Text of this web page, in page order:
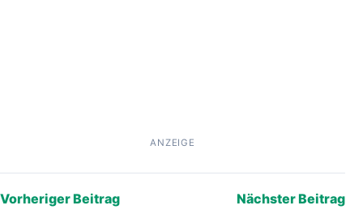
ANZEIGE
Vorheriger Beitrag Nächster Beitrag